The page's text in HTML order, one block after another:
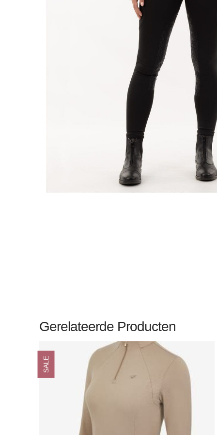
Gerelateerde Producten
SALE